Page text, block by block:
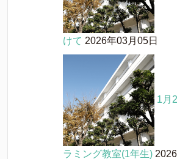
けて 2026年03月05日
1月
ラミング教室(1年生)